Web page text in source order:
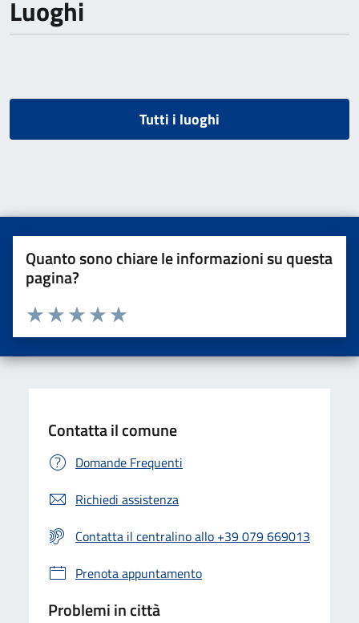
Luoghi
Tutti i luoghi
Quanto sono chiare le informazioni su questa
pagina?
Valuta da 1 a 5 stelle la pagina
Valuta 5 stelle su 5
Valuta 4 stelle su 5
Valuta 3 stelle su 5
Valuta 2 stelle su 5
Valuta una stella su 5
Contatta il comune
Domande Frequenti
Richiedi assistenza
Contatta il centralino allo +39 079 669013
Prenota appuntamento
Problemi in città